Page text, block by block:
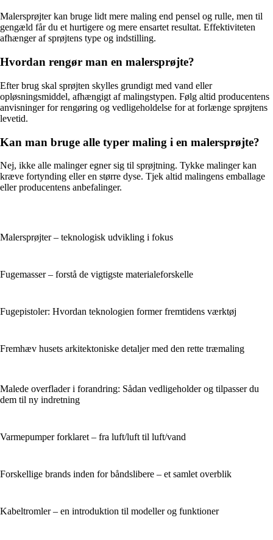
Malersprøjter kan bruge lidt mere maling end pensel og rulle, men til
gengæld får du et hurtigere og mere ensartet resultat. Effektiviteten
afhænger af sprøjtens type og indstilling.
Hvordan rengør man en malersprøjte?
Efter brug skal sprøjten skylles grundigt med vand eller
opløsningsmiddel, afhængigt af malingstypen. Følg altid producentens
anvisninger for rengøring og vedligeholdelse for at forlænge sprøjtens
levetid.
Kan man bruge alle typer maling i en malersprøjte?
Nej, ikke alle malinger egner sig til sprøjtning. Tykke malinger kan
kræve fortynding eller en større dyse. Tjek altid malingens emballage
eller producentens anbefalinger.
Malersprøjter – teknologisk udvikling i fokus
Fugemasser – forstå de vigtigste materialeforskelle
Fugepistoler: Hvordan teknologien former fremtidens værktøj
Fremhæv husets arkitektoniske detaljer med den rette træmaling
Malede overflader i forandring: Sådan vedligeholder og tilpasser du
dem til ny indretning
Varmepumper forklaret – fra luft/luft til luft/vand
Forskellige brands inden for båndslibere – et samlet overblik
Kabeltromler – en introduktion til modeller og funktioner